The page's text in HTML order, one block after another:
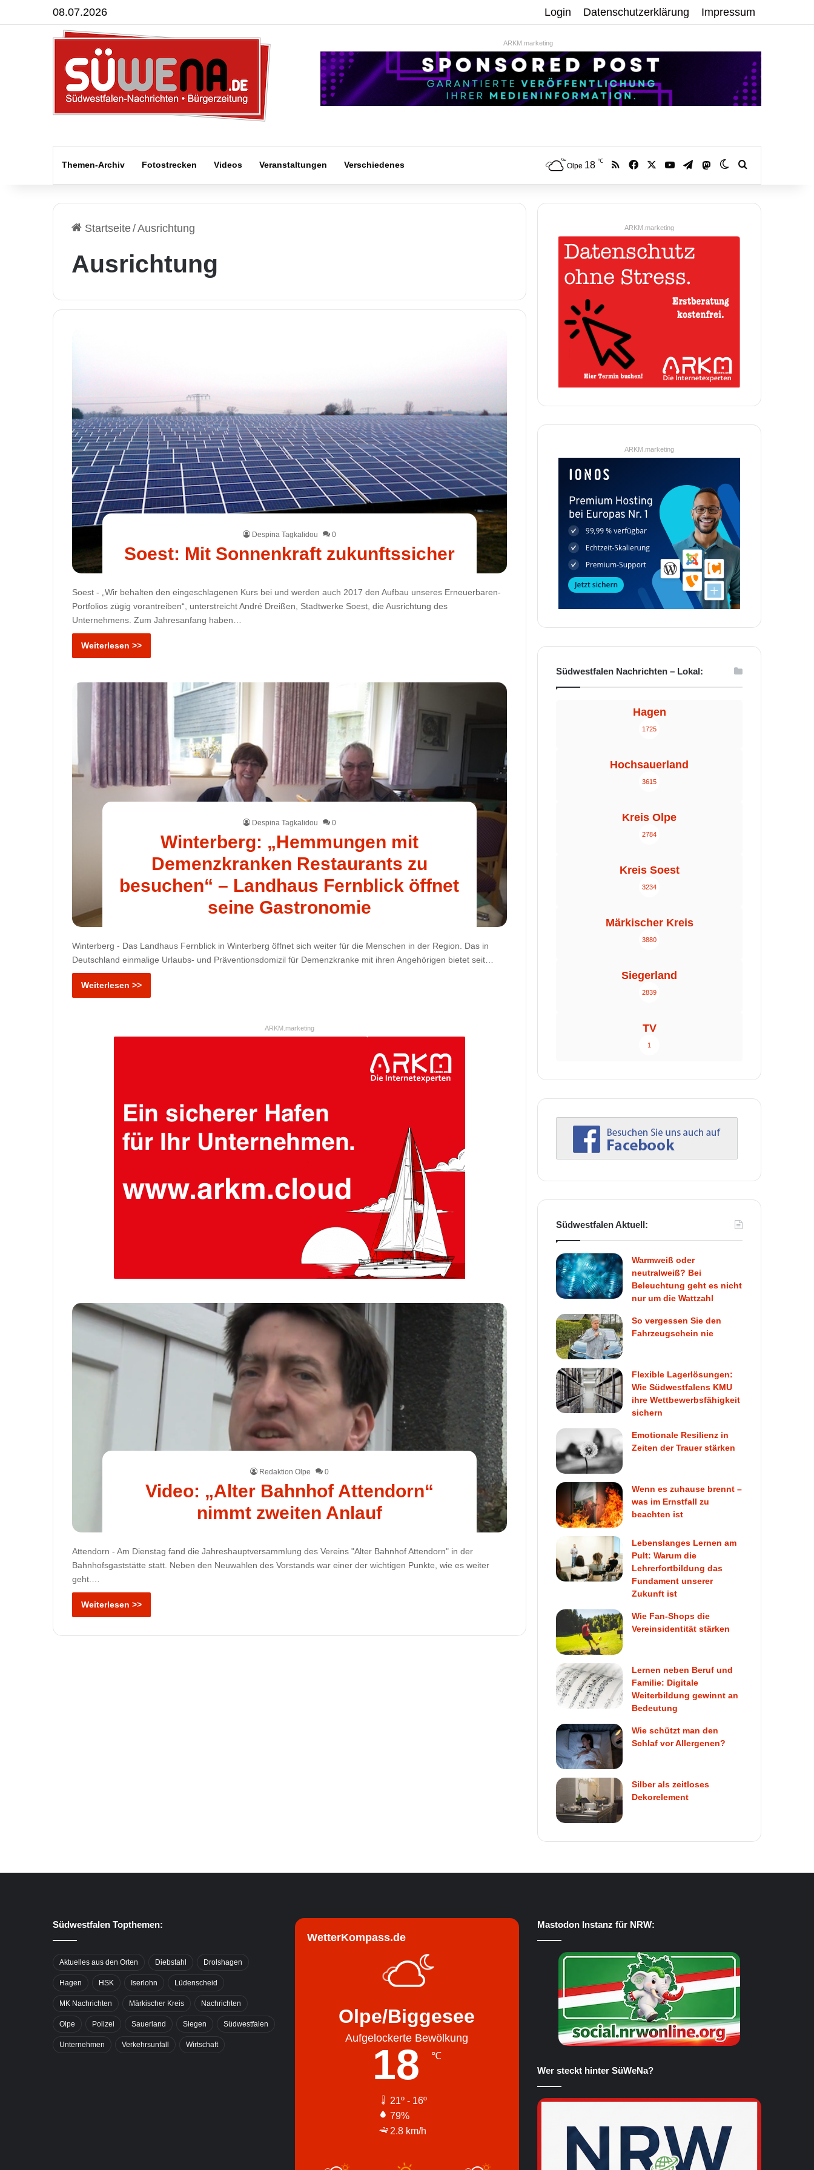
08.07.2026 Login Datenschutzerklärung Impressum
ARKM.marketing
Themen-Archiv Fotostrecken Videos Veranstaltungen Verschiedenes Olpe 18 ℃ RSS Facebook YouTubeTelegramMastodonSkin umschalten
Startseite/Ausrichtung
Ausrichtung
Despina Tagkalidou 0
Soest: Mit Sonnenkraft zukunftssicher
Soest - „Wir behalten den eingeschlagenen Kurs bei und werden auch 2017 den Aufbau unseres Erneuerbaren-
Portfolios zügig vorantreiben“, unterstreicht André Dreißen, Stadtwerke Soest, die Ausrichtung des
Unternehmens. Zum Jahresanfang haben…
Weiterlesen >>
Despina Tagkalidou 0
Winterberg: „Hemmungen mit
Demenzkranken Restaurants zu
besuchen“ – Landhaus Fernblick öffnet
seine Gastronomie
Winterberg - Das Landhaus Fernblick in Winterberg öffnet sich weiter für die Menschen in der Region. Das in
Deutschland einmalige Urlaubs- und Präventionsdomizil für Demenzkranke mit ihren Angehörigen bietet seit…
Weiterlesen >>
ARKM.marketing
Redaktion Olpe 0
Video: „Alter Bahnhof Attendorn“
nimmt zweiten Anlauf
Attendorn - Am Dienstag fand die Jahreshauptversammlung des Vereins "Alter Bahnhof Attendorn" in der
Bahnhofsgaststätte statt. Neben den Neuwahlen des Vorstands war einer der wichtigen Punkte, wie es weiter
geht.…
Weiterlesen >>
ARKM.marketing
ARKM.marketing
Südwestfalen Nachrichten – Lokal:
Hagen
1725
Hochsauerland
3615
Kreis Olpe
2784
Kreis Soest
3234
Märkischer Kreis
3880
Siegerland
2839
TV
1
Südwestfalen Aktuell:
Warmweiß oder
neutralweiß? Bei
Beleuchtung geht es nicht
nur um die Wattzahl
So vergessen Sie den
Fahrzeugschein nie
Flexible Lagerlösungen:
Wie Südwestfalens KMU
ihre Wettbewerbsfähigkeit
sichern
Emotionale Resilienz in
Zeiten der Trauer stärken
Wenn es zuhause brennt –
was im Ernstfall zu
beachten ist
Lebenslanges Lernen am
Pult: Warum die
Lehrerfortbildung das
Fundament unserer
Zukunft ist
Wie Fan-Shops die
Vereinsidentität stärken
Lernen neben Beruf und
Familie: Digitale
Weiterbildung gewinnt an
Bedeutung
Wie schützt man den
Schlaf vor Allergenen?
Silber als zeitloses
Dekorelement
Südwestfalen Topthemen:
Aktuelles aus den Orten Diebstahl Drolshagen
Hagen HSK Iserlohn Lüdenscheid
MK Nachrichten Märkischer Kreis Nachrichten
Olpe Polizei Sauerland Siegen Südwestfalen
Unternehmen Verkehrsunfall Wirtschaft
WetterKompass.de
Olpe/Biggesee
Aufgelockerte Bewölkung
18 ℃
21º - 16º
79%
2.8 km/h
Mastodon Instanz für NRW:
Wer steckt hinter SüWeNa?